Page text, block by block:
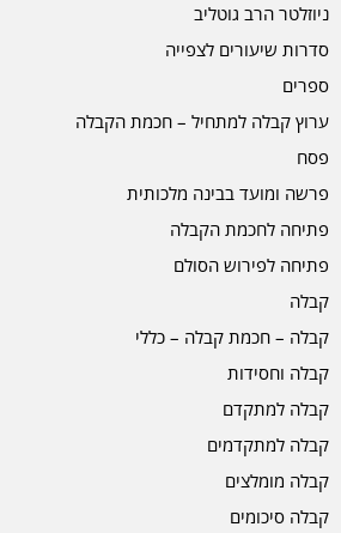
ניוזלטר הרב גוטליב
סדרות שיעורים לצפייה
ספרים
ערוץ קבלה למתחיל – חכמת הקבלה
פסח
פרשה ומועד בבינה מלכותית
פתיחה לחכמת הקבלה
פתיחה לפירוש הסולם
קבלה
קבלה – חכמת קבלה – כללי
קבלה וחסידות
קבלה למתקדם
קבלה למתקדמים
קבלה מומלצים
קבלה סיכומים